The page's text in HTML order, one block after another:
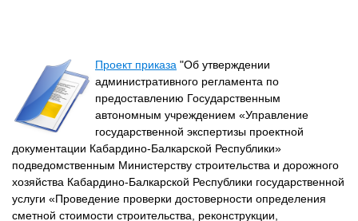
Проект приказа "Об утверждении
административного регламента по
предоставлению Государственным
автономным учреждением «Управление
государственной экспертизы проектной
документации Кабардино-Балкарской Республики»
подведомственным Министерству строительства и дорожного
хозяйства Кабардино-Балкарской Республики государственной
услуги «Проведение проверки достоверности определения
сметной стоимости строительства, реконструкции,